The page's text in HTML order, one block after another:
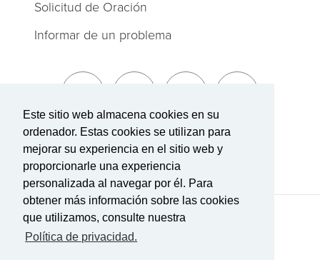
Este sitio web almacena cookies en su
ordenador. Estas cookies se utilizan para
mejorar su experiencia en el sitio web y
proporcionarle una experiencia
personalizada al navegar por él. Para
obtener más información sobre las cookies
que utilizamos, consulte nuestra
Política de privacidad.
Suscríbete a The Summit
Solicitud de Oración
Informar de un problema
Términos de Servicio|Política de privacidad
Transparencia en la cobertura